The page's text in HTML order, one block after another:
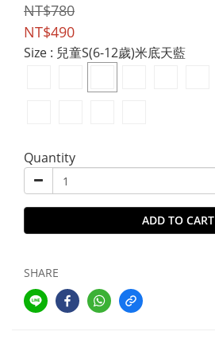
NT$780
NT$490
Size : 兒童S(6-12歲)米底天藍
Quantity
ADD TO CART
SHARE